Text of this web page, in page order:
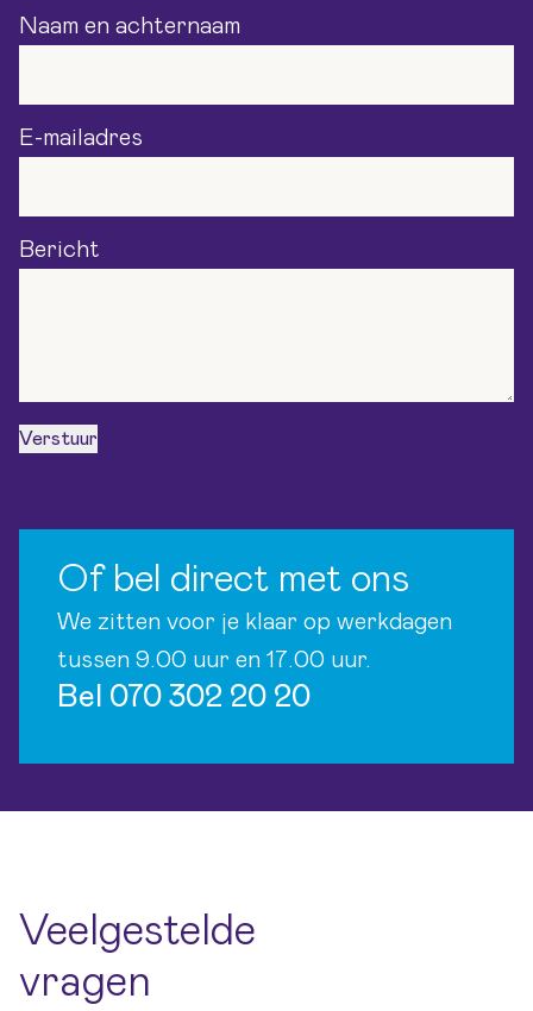
Naam en achternaam
E-mailadres
Bericht
Verstuur
Of bel direct met ons
We zitten voor je klaar op werkdagen
tussen 9.00 uur en 17.00 uur.
Bel 070 302 20 20
Veelgestelde
vragen